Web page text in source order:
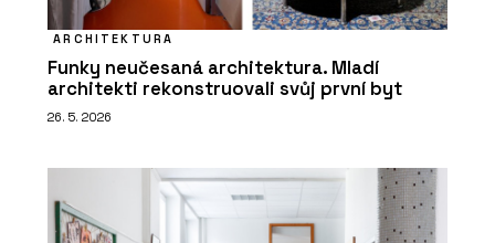
ARCHITEKTURA
Funky neučesaná architektura. Mladí
architekti rekonstruovali svůj první byt
26. 5. 2026